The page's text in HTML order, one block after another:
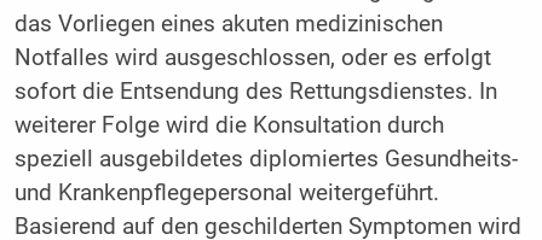
das Vorliegen eines akuten medizinischen
Notfalles wird ausgeschlossen, oder es erfolgt
sofort die Entsendung des Rettungsdienstes. In
weiterer Folge wird die Konsultation durch
speziell ausgebildetes diplomiertes Gesundheits-
und Krankenpflegepersonal weitergeführt.
Basierend auf den geschilderten Symptomen wird